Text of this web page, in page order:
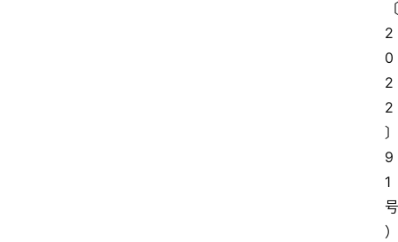
〔
2
0
2
2
〕
9
1
号
）